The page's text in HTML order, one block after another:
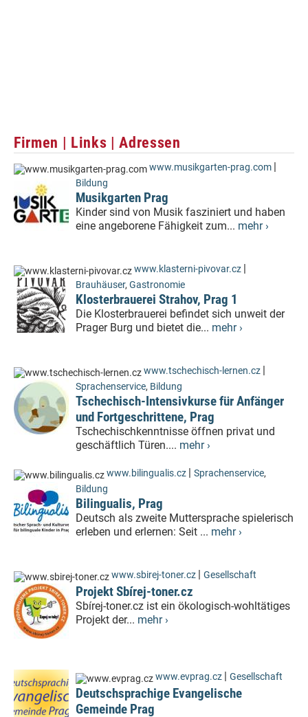
Firmen | Links | Adressen
www.musikgarten-prag.com |
Bildung
Musikgarten Prag
Kinder sind von Musik fasziniert und haben
eine angeborene Fähigkeit zum... mehr ›
www.klasterni-pivovar.cz |
Brauhäuser, Gastronomie
Klosterbrauerei Strahov, Prag 1
Die Klosterbrauerei befindet sich unweit der
Prager Burg und bietet die... mehr ›
www.tschechisch-lernen.cz |
Sprachenservice, Bildung
Tschechisch-Intensivkurse für Anfänger
und Fortgeschrittene, Prag
Tschechischkenntnisse öffnen privat und
geschäftlich Türen.... mehr ›
www.bilingualis.cz | Sprachenservice,
Bildung
Bilingualis, Prag
Deutsch als zweite Muttersprache spielerisch
erleben und erlernen: Seit ... mehr ›
www.sbirej-toner.cz | Gesellschaft
Projekt Sbírej-toner.cz
Sbírej-toner.cz ist ein ökologisch-wohltätiges
Projekt der... mehr ›
www.evprag.cz | Gesellschaft
Deutschsprachige Evangelische
Gemeinde Prag